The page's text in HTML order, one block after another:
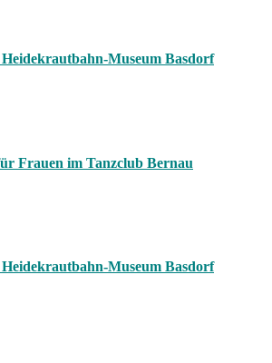
Museum Basdorf
Frauen im Tanzclub Bernau
Museum Basdorf